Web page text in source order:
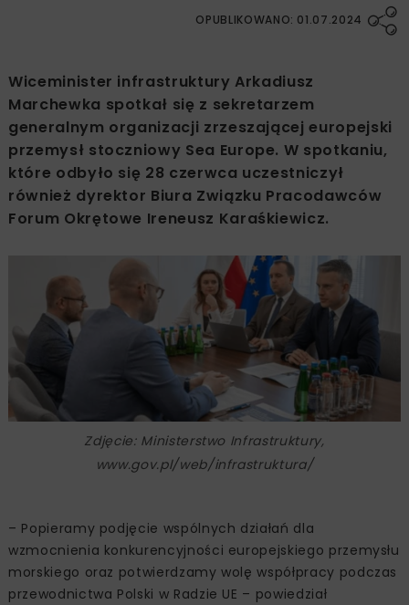
OPUBLIKOWANO: 01.07.2024
Wiceminister infrastruktury Arkadiusz
Marchewka spotkał się z sekretarzem
generalnym organizacji zrzeszającej europejski
przemysł stoczniowy Sea Europe. W spotkaniu,
które odbyło się 28 czerwca uczestniczył
również dyrektor Biura Związku Pracodawców
Forum Okrętowe Ireneusz Karaśkiewicz.
Zdjęcie: Ministerstwo Infrastruktury,
www.gov.pl/web/infrastruktura/
– Popieramy podjęcie wspólnych działań dla
wzmocnienia konkurencyjności europejskiego przemysłu
morskiego oraz potwierdzamy wolę współpracy podczas
przewodnictwa Polski w Radzie UE – powiedział